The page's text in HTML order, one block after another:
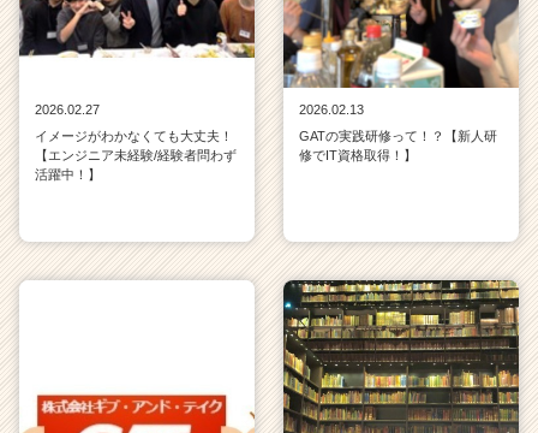
2026.02.27
イメージがわかなくても大丈夫！
【エンジニア未経験/経験者問わず
活躍中！】
2026.02.13
GATの実践研修って！？【新人研
修でIT資格取得！】